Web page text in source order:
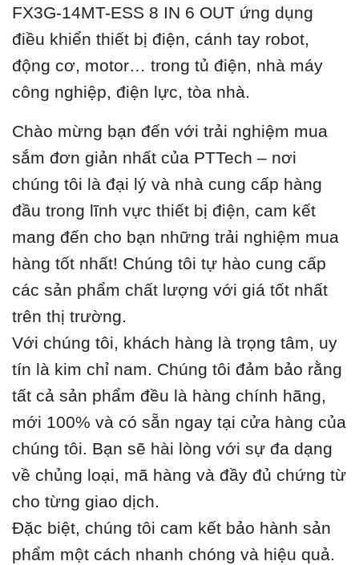
FX3G-14MT-ESS 8 IN 6 OUT ứng dụng
điều khiển thiết bị điện, cánh tay robot,
động cơ, motor… trong tủ điện, nhà máy
công nghiệp, điện lực, tòa nhà.
Chào mừng bạn đến với trải nghiệm mua
sắm đơn giản nhất của PTTech – nơi
chúng tôi là đại lý và nhà cung cấp hàng
đầu trong lĩnh vực thiết bị điện, cam kết
mang đến cho bạn những trải nghiệm mua
hàng tốt nhất! Chúng tôi tự hào cung cấp
các sản phẩm chất lượng với giá tốt nhất
trên thị trường.
Với chúng tôi, khách hàng là trọng tâm, uy
tín là kim chỉ nam. Chúng tôi đảm bảo rằng
tất cả sản phẩm đều là hàng chính hãng,
mới 100% và có sẵn ngay tại cửa hàng của
chúng tôi. Bạn sẽ hài lòng với sự đa dạng
về chủng loại, mã hàng và đầy đủ chứng từ
cho từng giao dịch.
Đặc biệt, chúng tôi cam kết bảo hành sản
phẩm một cách nhanh chóng và hiệu quả.